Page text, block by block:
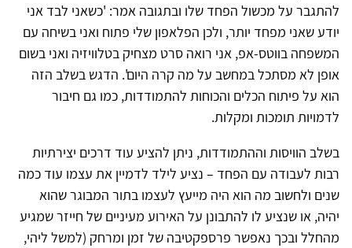
להתגבר על מכשול הפחד שלו ובתגובה אמר: 'כשאני לבד אני
יודע שאני מפחד יותר, ולכן הפלאפון שלי פתוח ואני בשיחה עם
המשפחה בווטס-אפ, אני רואה סרט מצחיק בטלוויזיה ואני בשום
אופן לא מסתכל במחשב על מה קרה היום'. הדגש בשלב הזה
הוא על פיתוח הכלים והכוחות להתמודדות, כמו גם חיבור
לדמויות תומכות ומקלות.
בשלב הוויסות וההתמודדות, ניתן להציע עוד דרכים יצירתיות
רבות לעבודה עם הפחד – נציע לילד לדמיין את עצמו עוד כמה
שנים ולחשוב מה הוא היה מייעץ לעצמו בתור המבוגר שהוא
יהיה, או שנציע לו להתבונן על האירוע מעיניים של חייזר שמגיע
מהחלל ובכך נאפשר פרספקטיבה של זמן ומרחק (למשל ליהי,